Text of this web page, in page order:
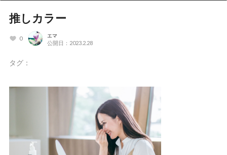
推しカラー
0 エマ
公開日：2023.2.28
タグ：